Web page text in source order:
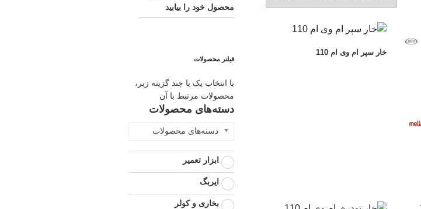
خار سپر ام وی ام 110
محصول خود را بیابید
فیلتر محصولات
با انتخاب یک یا چند گزینه زیر،
محصولات مرتبط با آن
دسته‌های محصولات
دسته‌های محصولات
ابزار تعمیر
ایربگ
بخاری و کولر